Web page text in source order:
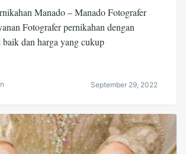
Manado – Manado Fotografer
Fotografer pernikahan dengan
dan harga yang cukup
September 29, 2022